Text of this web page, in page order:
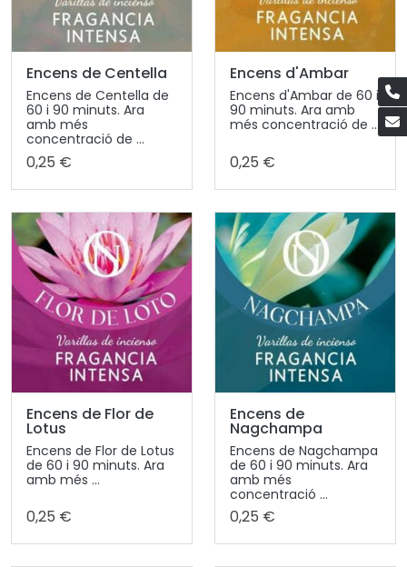
Encens de Centella
Encens de Centella de
60 i 90 minuts. Ara
amb més
concentració de ...
0,25 €
Encens d'Ambar
Encens d'Ambar de 60 i
90 minuts. Ara amb
més concentració de ...
0,25 €
Encens de Flor de
Lotus
Encens de Flor de Lotus
de 60 i 90 minuts. Ara
amb més ...
0,25 €
Encens de
Nagchampa
Encens de Nagchampa
de 60 i 90 minuts. Ara
amb més
concentració ...
0,25 €